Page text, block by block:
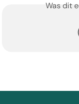
Was dit